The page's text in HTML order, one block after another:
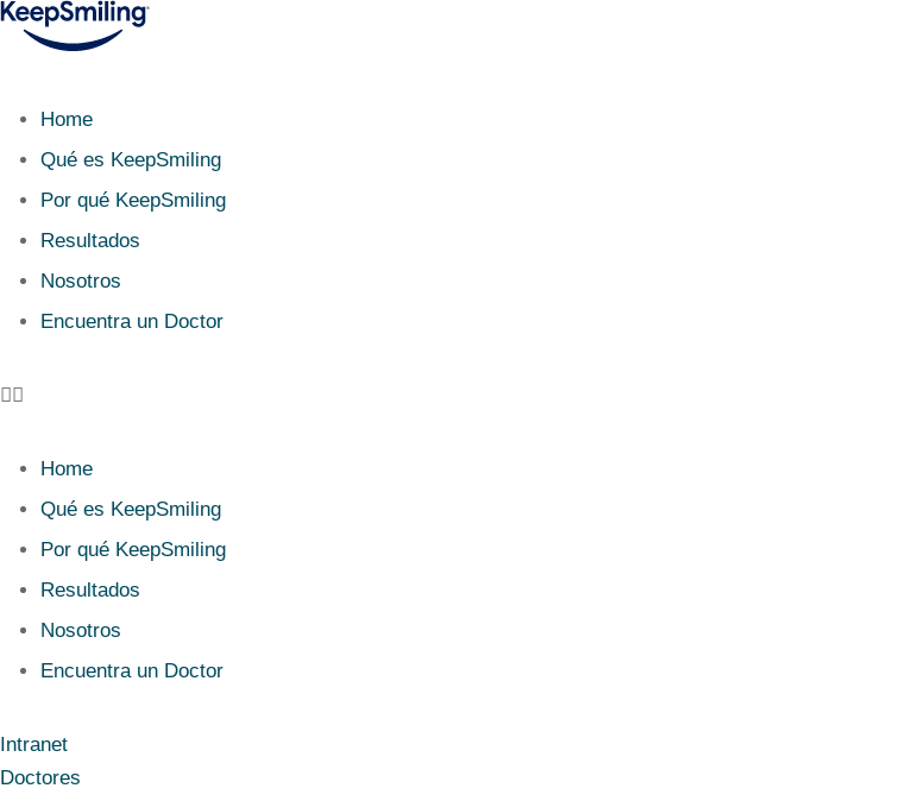
Home
Qué es KeepSmiling
Por qué KeepSmiling
Resultados
Nosotros
Encuentra un Doctor
Home
Qué es KeepSmiling
Por qué KeepSmiling
Resultados
Nosotros
Encuentra un Doctor
Intranet
Doctores